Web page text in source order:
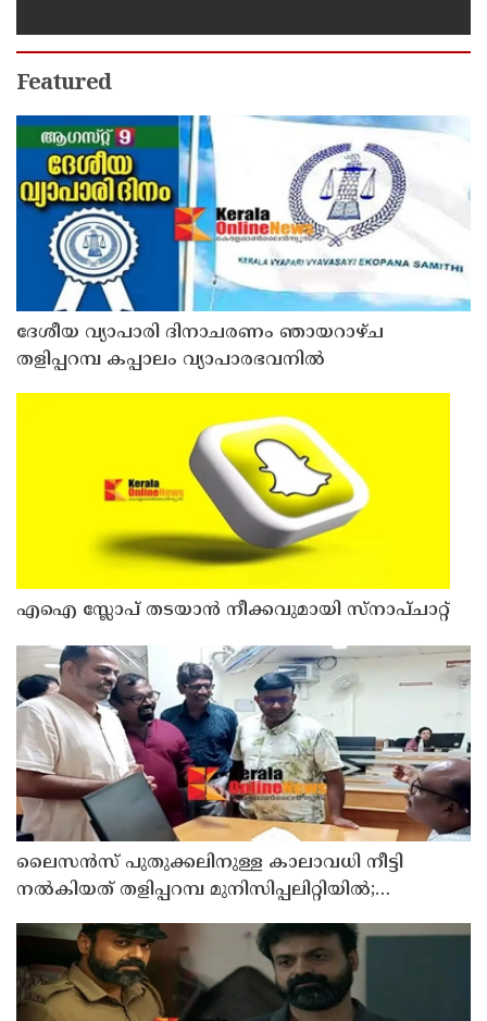
മൃതദേഹത്തോട് അനാദരവ് :
റിപ്പോർട്ട് ലഭിച്ചാലുടൻ നടപടിയെന്ന്
കളക്ടർ
Featured
ദേശീയ വ്യാപാരി ദിനാചരണം ഞായറാഴ്ച
തളിപ്പറമ്പ കപ്പാലം വ്യാപാരഭവനിൽ
എഐ സ്ലോപ് തടയാൻ നീക്കവുമായി സ്നാപ്ചാറ്റ്
ലൈസൻസ് പുതുക്കലിനുള്ള കാലാവധി നീട്ടി
നൽകിയത് തളിപ്പറമ്പ മുനിസിപ്പലിറ്റിയിൽ;
വ്യവസായി സമിതി മുനിസിപ്പൽ കമ്മിറ്റി